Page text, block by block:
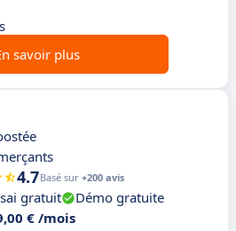
savoir plus
4.7Basé sur +200 avis
gratuit
Démo gratuite
€ /mois